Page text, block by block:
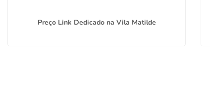
Preço Link Dedicado na Vila Matilde